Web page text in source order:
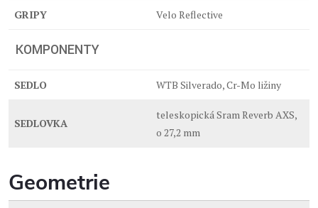
GRIPY Velo Reflective
KOMPONENTY
SEDLO WTB Silverado, Cr-Mo ližiny
SEDLOVKA
teleskopická Sram Reverb AXS,
o 27,2 mm
Geometrie